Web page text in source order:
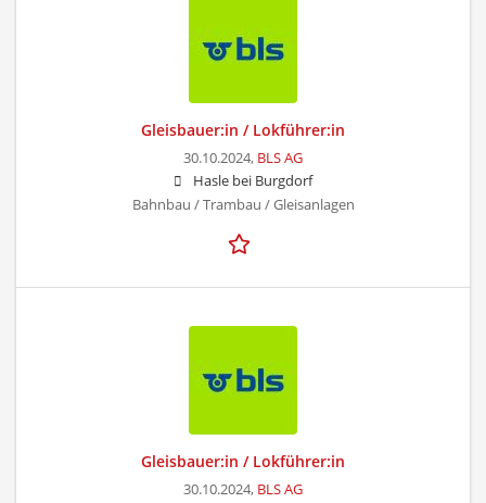
Gleisbauer:in / Lokführer:in
30.10.2024, BLS AG
Hasle bei Burgdorf
Bahnbau / Trambau / Gleisanlagen
Gleisbauer:in / Lokführer:in
30.10.2024, BLS AG